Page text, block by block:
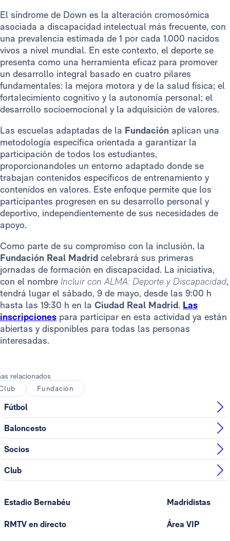
El síndrome de Down es la alteración cromosómica
asociada a discapacidad intelectual más frecuente, con
una prevalencia estimada de 1 por cada 1.000 nacidos
vivos a nivel mundial. En este contexto, el deporte se
presenta como una herramienta eficaz para promover
un desarrollo integral basado en cuatro pilares
fundamentales: la mejora motora y de la salud física; el
fortalecimiento cognitivo y la autonomía personal; el
desarrollo socioemocional y la adquisición de valores.
Las escuelas adaptadas de la Fundación aplican una
metodología específica orientada a garantizar la
participación de todos los estudiantes,
proporcionandoles un entorno adaptado donde se
trabajan contenidos específicos de entrenamiento y
contenidos en valores. Este enfoque permite que los
participantes progresen en su desarrollo personal y
deportivo, independientemente de sus necesidades de
apoyo.
Como parte de su compromiso con la inclusión, la
Fundación Real Madrid celebrará sus primeras
jornadas de formación en discapacidad. La iniciativa,
con el nombre Incluir con ALMA: Deporte y Discapacidad,
tendrá lugar el sábado, 9 de mayo, desde las 9:00 h
hasta las 19:30 h en la Ciudad Real Madrid. Las
inscripciones para participar en esta actividad ya están
abiertas y disponibles para todas las personas
interesadas.
relacionados
Fundación
Fútbol
Baloncesto
Socios
Club
Estadio Bernabéu
RMTV en directo
Madridistas
Área VIP